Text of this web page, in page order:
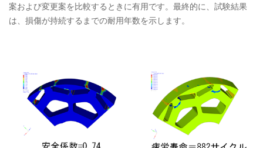
案および変更案を比較するときに有用です。最終的に、試験結果
は、損傷が持続するまでの耐用年数を示します。